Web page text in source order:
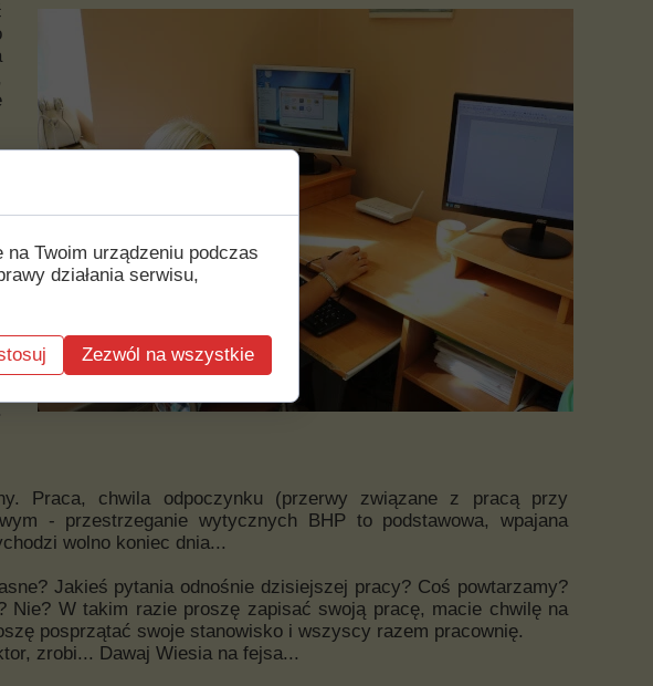
Praca, chwila odpoczynku (przerwy związane z pracą przy
- przestrzeganie wytycznych BHP to podstawowa, wpajana
wolno koniec dnia...
Jakieś pytania odnośnie dzisiejszej pracy? Coś powtarzamy?
Nie? W takim razie proszę zapisać swoją pracę, macie chwilę na
posprzątać swoje stanowisko i wszyscy razem pracownię.
zrobi... Dawaj Wiesia na fejsa...
Twoim urządzeniu podczas
działania serwisu,
Zezwól na wszystkie